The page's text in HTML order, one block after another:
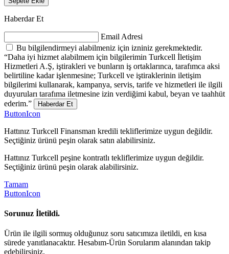
Haberdar Et
Email Adresi
Bu bilgilendirmeyi alabilmeniz için izniniz gerekmektedir.
“Daha iyi hizmet alabilmem için bilgilerimin Turkcell İletişim
Hizmetleri A.Ş, iştirakleri ve bunların iş ortaklarınca, tarafımca aksi
belirtiline kadar işlenmesine; Turkcell ve iştiraklerinin iletişim
bilgilerimi kullanarak, kampanya, servis, tarife ve hizmetleri ile ilgili
duyuruları tarafıma iletmesine izin verdiğimi kabul, beyan ve taahhüt
ederim.”
Haberdar Et
ButtonIcon
Hattınız Turkcell Finansman kredili tekliflerimize uygun değildir.
Seçtiğiniz ürünü peşin olarak satın alabilirsiniz.
Hattınız Turkcell peşine kontratlı tekliflerimize uygun değildir.
Seçtiğiniz ürünü peşin olarak alabilirsiniz.
Tamam
ButtonIcon
Sorunuz İletildi.
Ürün ile ilgili sormuş olduğunuz soru satıcımıza iletildi, en kısa
sürede yanıtlanacaktır. Hesabım-Ürün Sorularım alanından takip
edebilirsiniz.